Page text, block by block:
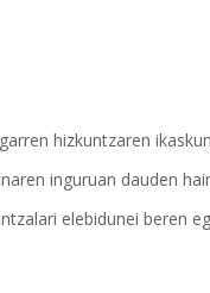
hizkuntzaren
inguruan dauden
elebidunei beren